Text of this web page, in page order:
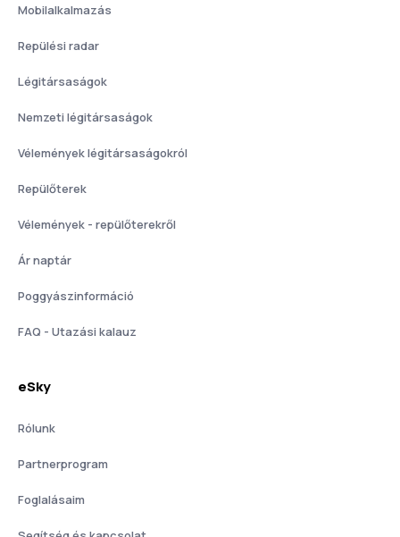
Mobilalkalmazás
Repülési radar
Légitársaságok
Nemzeti légitársaságok
Vélemények légitársaságokról
Repülőterek
Vélemények - repülőterekről
Ár naptár
Poggyászinformáció
FAQ - Utazási kalauz
eSky
Rólunk
Partnerprogram
Foglalásaim